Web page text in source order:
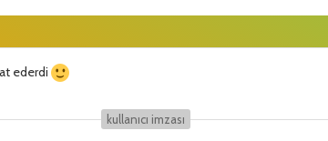
ederdi
kullanıcı i̇mzası